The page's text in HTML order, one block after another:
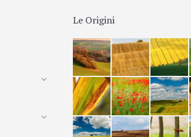
Le Origini